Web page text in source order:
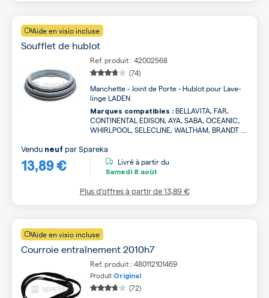
Aide en visio incluse
Soufflet de hublot
Ref. produit : 42002568
(74)
Manchette - Joint de Porte - Hublot pour Lave-
linge LADEN
Marques compatibles : BELLAVITA, FAR,
CONTINENTAL EDISON, AYA, SABA, OCEANIC,
WHIRLPOOL, SELECLINE, WALTHAM, BRANDT ...
13,89 €
Vendu neuf parSpareka
Livré à partir du
Samedi 8 août
Plus d’offres à partir de13,89 €
Aide en visio incluse
Courroie entraînement 2010h7
Ref. produit : 480112101469
Produit Original
(72)